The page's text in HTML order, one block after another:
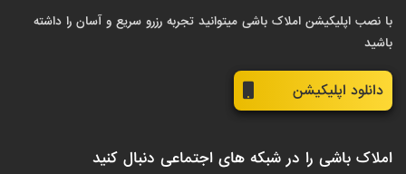
با نصب اپلیکیشن املاک باشی میتوانید تجربه رزرو سریع و آسان را داشته
باشید
دانلود اپلیکیشن
املاک باشی را در شبکه های اجتماعی دنبال کنید